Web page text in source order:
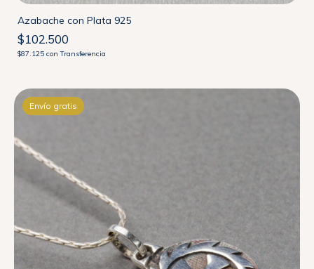
Azabache con Plata 925
$102.500
$87.125 con Transferencia
Envío gratis